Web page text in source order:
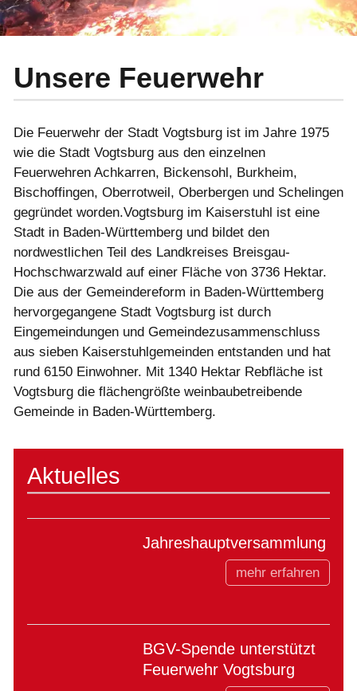
Unsere Feuerwehr
Die Feuerwehr der Stadt Vogtsburg ist im Jahre 1975
wie die Stadt Vogtsburg aus den einzelnen
Feuerwehren Achkarren, Bickensohl, Burkheim,
Bischoffingen, Oberrotweil, Oberbergen und Schelingen
gegründet worden.Vogtsburg im Kaiserstuhl ist eine
Stadt in Baden-Württemberg und bildet den
nordwestlichen Teil des Landkreises Breisgau-
Hochschwarzwald auf einer Fläche von 3736 Hektar.
Die aus der Gemeindereform in Baden-Württemberg
hervorgegangene Stadt Vogtsburg ist durch
Eingemeindungen und Gemeindezusammenschluss
aus sieben Kaiserstuhlgemeinden entstanden und hat
rund 6150 Einwohner. Mit 1340 Hektar Rebfläche ist
Vogtsburg die flächengrößte weinbaubetreibende
Gemeinde in Baden-Württemberg.
Aktuelles
Jahreshauptversammlung
mehr erfahren
BGV-Spende unterstützt
Feuerwehr Vogtsburg